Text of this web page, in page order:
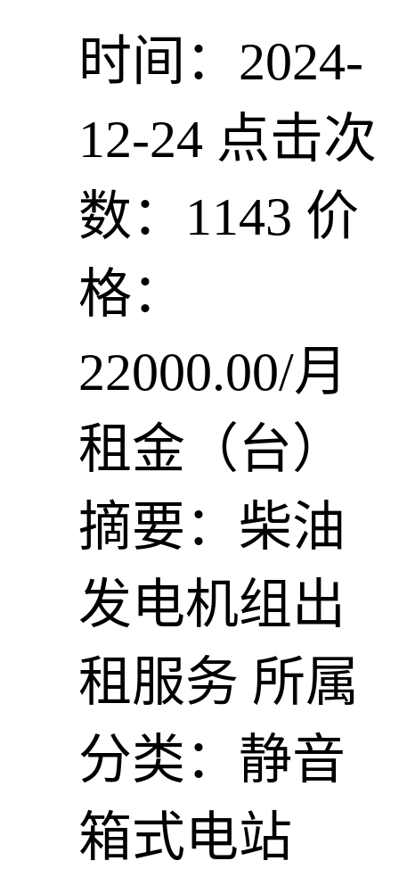
时间：2024-
12-24 点击次
数：1143 价
格：
22000.00/月
租金（台）
摘要：柴油
发电机组出
租服务 所属
分类：静音
箱式电站